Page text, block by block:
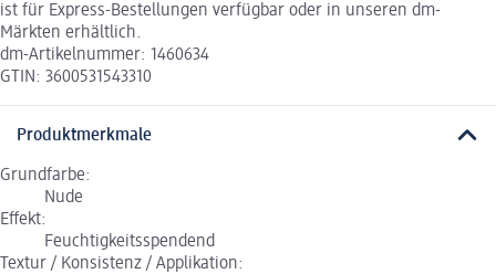
ist für Express-Bestellungen verfügbar oder in unseren dm-
Märkten erhältlich.
dm-Artikelnummer: 1460634
GTIN: 3600531543310
Produktmerkmale
Grundfarbe:
Nude
Effekt:
Feuchtigkeitsspendend
Textur / Konsistenz / Applikation: